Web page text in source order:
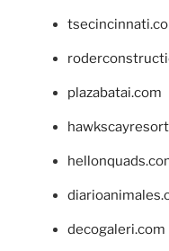
plazabatai.com
decogaleri.com